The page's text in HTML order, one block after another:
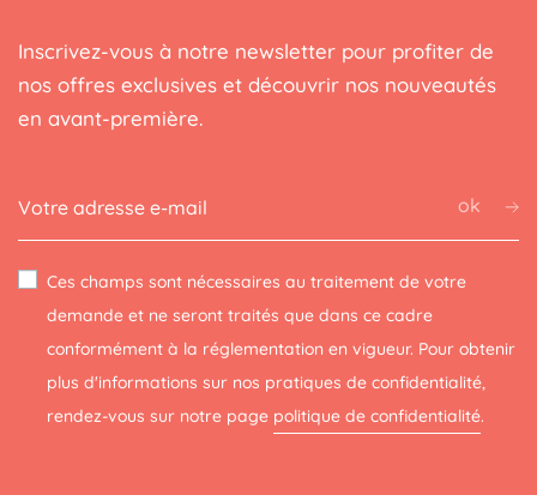
Inscrivez-vous à notre newsletter pour profiter de
nos offres exclusives et découvrir nos nouveautés
en avant-première.
ok
Ces champs sont nécessaires au traitement de votre
demande et ne seront traités que dans ce cadre
conformément à la réglementation en vigueur. Pour obtenir
plus d'informations sur nos pratiques de confidentialité,
rendez-vous sur notre page politique de confidentialité.